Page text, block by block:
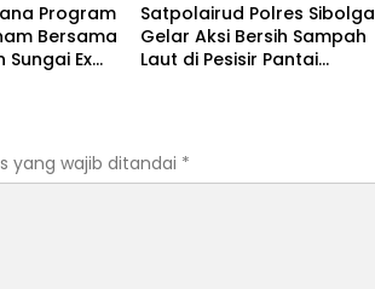
Program
Bersama
Ex
Satpolairud Polres Sibolga
Gelar Aksi Bersih Sampah
Laut di Pesisir Pantai
yang wajib ditandai *